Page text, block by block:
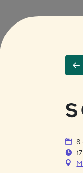
8